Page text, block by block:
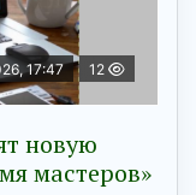
17:47 12
новую
мастеров»